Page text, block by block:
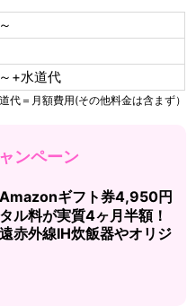
+水道代
代＝月額費用(その他料金は含まず）
ンペーン
ギフト券4,950円
ル料が実質4ヶ月半額！
赤外線IH炊飯器やオリジ